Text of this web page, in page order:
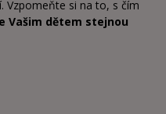
Vzpomeňte si na to, s čím
Vašim dětem stejnou